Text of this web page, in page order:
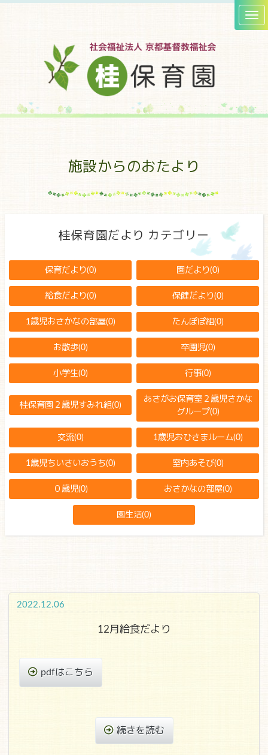
施設からのおたより
桂保育園だより カテゴリー
保育だより(0) 園だより(0)
給食だより(0) 保健だより(0)
1歳児おさかなの部屋(0) たんぽぽ組(0)
お散歩(0) 卒園児(0)
小学生(0) 行事(0)
桂保育園２歳児すみれ組(0)
あさがお保育室２歳児さかな
グループ(0)
交流(0) 1歳児おひさまルーム(0)
1歳児ちいさいおうち(0) 室内あそび(0)
０歳児(0) おさかなの部屋(0)
園生活(0)
2022.12.06
12月給食だより
pdfはこちら
続きを読む